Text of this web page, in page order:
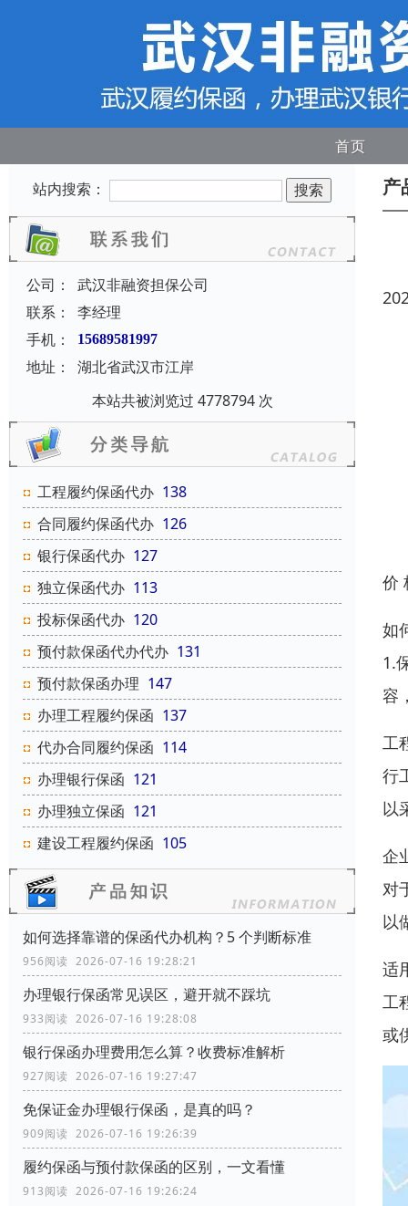
首页
站内搜索：
公司：
武汉非融资担保公司
联系：
李经理
手机：
15689581997
地址：
湖北省武汉市江岸
本站共被浏览过 4778794 次
工程履约保函代办 138
合同履约保函代办 126
银行保函代办 127
独立保函代办 113
投标保函代办 120
预付款保函代办代办 131
预付款保函办理 147
办理工程履约保函 137
代办合同履约保函 114
办理银行保函 121
办理独立保函 121
建设工程履约保函 105
如何选择靠谱的保函代办机构？5 个判断标准
956阅读 2026-07-16 19:28:21
办理银行保函常见误区，避开就不踩坑
933阅读 2026-07-16 19:28:08
银行保函办理费用怎么算？收费标准解析
927阅读 2026-07-16 19:27:47
免保证金办理银行保函，是真的吗？
909阅读 2026-07-16 19:26:39
履约保函与预付款保函的区别，一文看懂
913阅读 2026-07-16 19:26:24
产
价
如
1.
容
工
行
以
企
对
以
适
工
或